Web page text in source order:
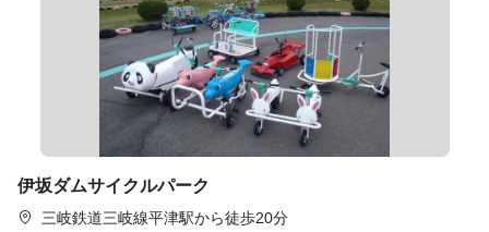
伊坂ダムサイクルパーク
三岐鉄道三岐線平津駅から徒歩20分